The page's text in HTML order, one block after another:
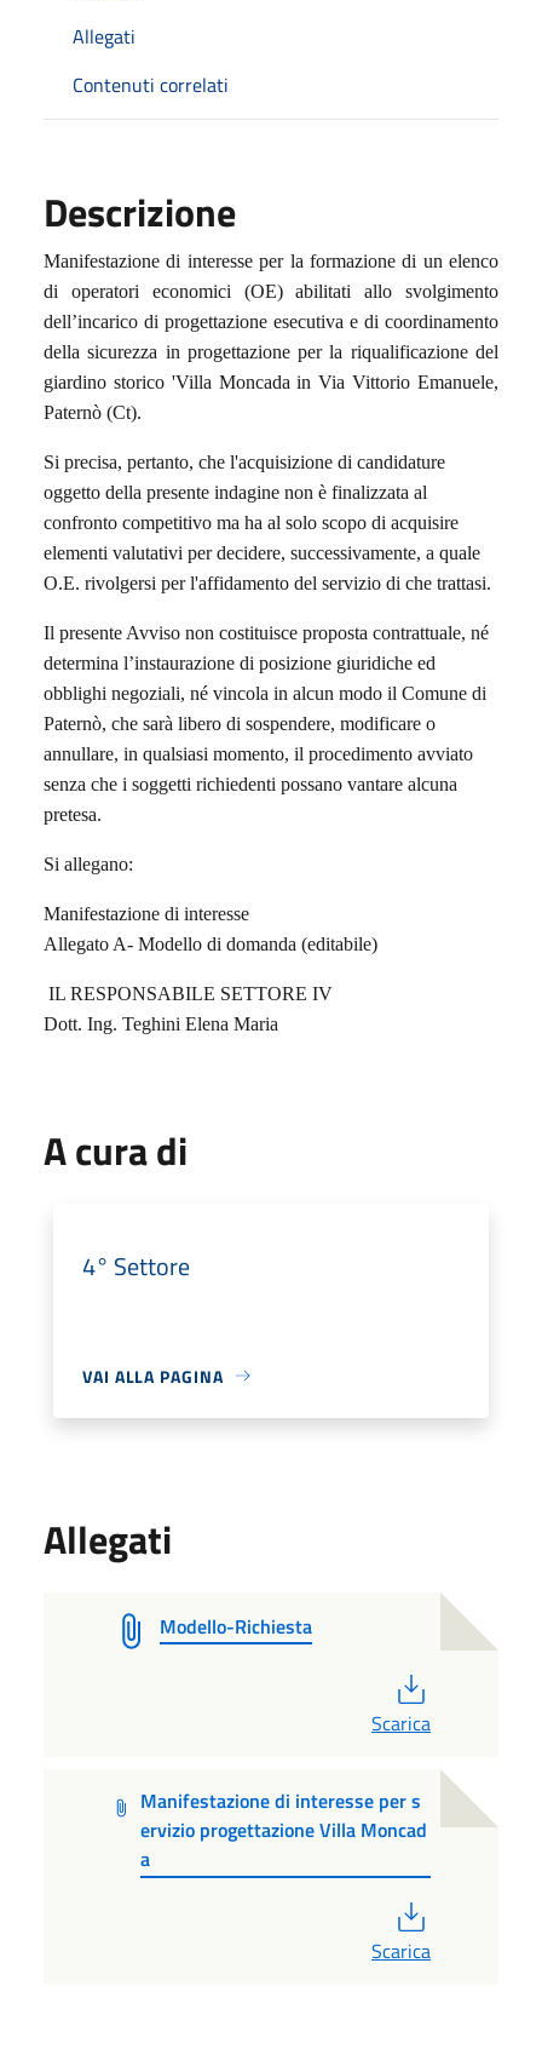
Allegati
Contenuti correlati
Descrizione
Manifestazione di interesse per la formazione di un elenco
di operatori economici (OE) abilitati allo svolgimento
dell’incarico di progettazione esecutiva e di coordinamento
della sicurezza in progettazione per la riqualificazione del
giardino storico 'Villa Moncada in Via Vittorio Emanuele,
Paternò (Ct).
Si precisa, pertanto, che l'acquisizione di candidature
oggetto della presente indagine non è finalizzata al
confronto competitivo ma ha al solo scopo di acquisire
elementi valutativi per decidere, successivamente, a quale
O.E. rivolgersi per l'affidamento del servizio di che trattasi.
Il presente Avviso non costituisce proposta contrattuale, né
determina l’instaurazione di posizione giuridiche ed
obblighi negoziali, né vincola in alcun modo il Comune di
Paternò, che sarà libero di sospendere, modificare o
annullare, in qualsiasi momento, il procedimento avviato
senza che i soggetti richiedenti possano vantare alcuna
pretesa.
Si allegano:
Manifestazione di interesse
Allegato A- Modello di domanda (editabile)
IL RESPONSABILE SETTORE IV
Dott. Ing. Teghini Elena Maria
A cura di
4° Settore
VAI ALLA PAGINA
Allegati
Modello-Richiesta
Scarica
Manifestazione di interesse per s
ervizio progettazione Villa Moncad
a
Scarica